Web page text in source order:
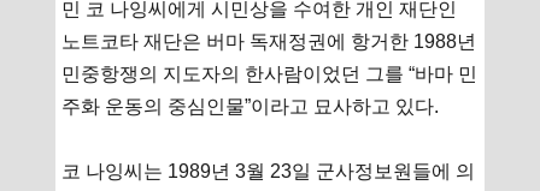
민 코 나잉씨에게 시민상을 수여한 개인 재단인
노트코타 재단은 버마 독재정권에 항거한 1988년
민중항쟁의 지도자의 한사람이었던 그를 “바마 민
주화 운동의 중심인물”이라고 묘사하고 있다.
코 나잉씨는 1989년 3월 23일 군사정보원들에 의